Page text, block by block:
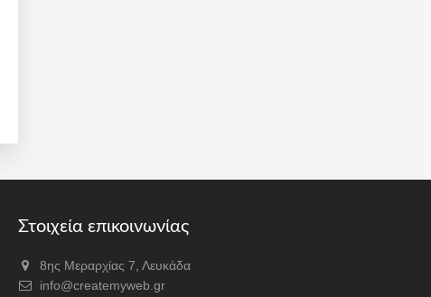
Στοιχεία επικοινωνίας
8ης Μεραρχίας 7, Λευκάδα
info@createmyweb.gr